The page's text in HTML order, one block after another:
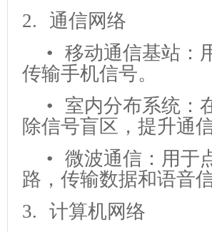
2. 通信网络
• 移动通信基站：
传输手机信号。
• 室内分布系统：
除信号盲区，提升通
• 微波通信：用于
路，传输数据和语音信
3. 计算机网络